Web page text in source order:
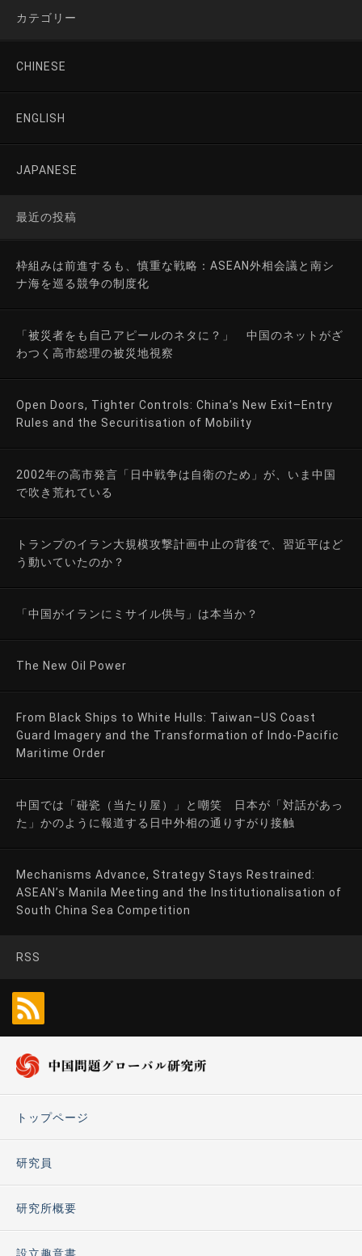
カテゴリー
CHINESE
ENGLISH
JAPANESE
最近の投稿
枠組みは前進するも、慎重な戦略：ASEAN外相会議と南シ
ナ海を巡る競争の制度化
「被災者をも自己アピールのネタに？」 中国のネットがざ
わつく高市総理の被災地視察
Open Doors, Tighter Controls: China’s New Exit–Entry
Rules and the Securitisation of Mobility
2002年の高市発言「日中戦争は自衛のため」が、いま中国
で吹き荒れている
トランプのイラン大規模攻撃計画中止の背後で、習近平はど
う動いていたのか？
「中国がイランにミサイル供与」は本当か？
The New Oil Power
From Black Ships to White Hulls: Taiwan–US Coast
Guard Imagery and the Transformation of Indo-Pacific
Maritime Order
中国では「碰瓷（当たり屋）」と嘲笑 日本が「対話があっ
た」かのように報道する日中外相の通りすがり接触
Mechanisms Advance, Strategy Stays Restrained:
ASEAN’s Manila Meeting and the Institutionalisation of
South China Sea Competition
RSS
トップページ
研究員
研究所概要
設立趣意書